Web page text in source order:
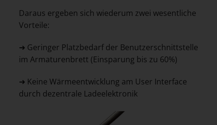
Daraus ergeben sich wiederum zwei wesentliche
Vorteile:
➜ Geringer Platzbedarf der Benutzerschnittstelle
im Armaturenbrett (Einsparung bis zu 60%)
➜ Keine Wärmeentwicklung am User Interface
durch dezentrale Ladeelektronik